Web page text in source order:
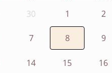
30 1 2
7 8 9
14 15 16